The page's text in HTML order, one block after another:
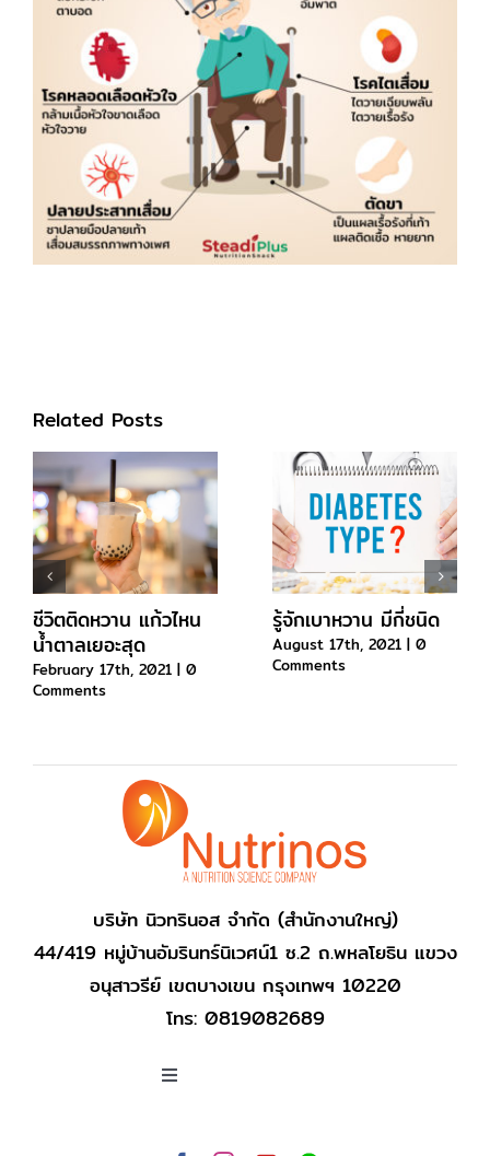
Related Posts
ชีวิตติดหวาน แก้วไหน
น้ำตาลเยอะสุด
รู้จักเบาหวาน มีกี่ชนิด
บริษัท นิวทรินอส จำกัด (สำนักงานใหญ่)
44/419 หมู่บ้านอัมรินทร์นิเวศน์1 ซ.2 ถ.พหลโยธิน แขวง
อนุสาวรีย์ เขตบางเขน กรุงเทพฯ 10220
โทร: 0819082689